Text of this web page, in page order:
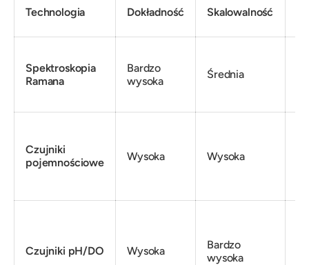
Technologia Dokładność Skalowalność
Spektroskopia
Ramana
Bardzo
wysoka
Średnia
Czujniki
pojemnościowe
Wysoka Wysoka
Czujniki pH/DO Wysoka
Bardzo
wysoka